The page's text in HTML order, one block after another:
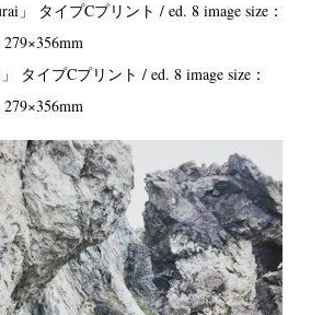
タイプCプリント / ed. 8 image size：
279×356mm